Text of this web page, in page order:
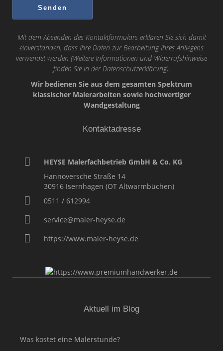
Mit dem Absenden des Kontaktformulars erklären Sie sich damit
einverstanden, dass Ihre Daten zur Bearbeitung Ihres Anliegens
verwendet werden (Weitere Informationen und Widerrufshinweise
finden Sie in der Datenschutzerklärung).
Wir bedienen Sie aus dem gesamten Spektrum
klassischer Malerarbeiten sowie hochwertiger
Wandgestaltung
Kontaktadresse
HEYSE Malerfachbetrieb GmbH & Co. KG
Hannoversche Straße 14
30916 Isernhagen (OT Altwarmbüchen)
0511 / 612994
service@maler-heyse.de
https://www.maler-heyse.de
Aktuell im Blog
Was kostet eine Malerstunde?